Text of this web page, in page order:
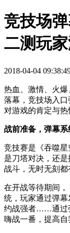
竞技场
二测玩
2018-04-04
热血、激情、火
落幕，竞技场入
对游戏的肯定与热
战前准备，弹幕
竞技赛是《吞噬
是刀塔对决，还
战斗，无时无刻都
在开战等待期间
统，玩家通过弹幕
约战强者……通过
嗨战一番，提高自